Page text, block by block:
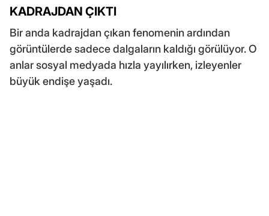
KADRAJDAN ÇIKTI
Bir anda kadrajdan çıkan fenomenin ardından
görüntülerde sadece dalgaların kaldığı görülüyor. O
anlar sosyal medyada hızla yayılırken, izleyenler
büyük endişe yaşadı.